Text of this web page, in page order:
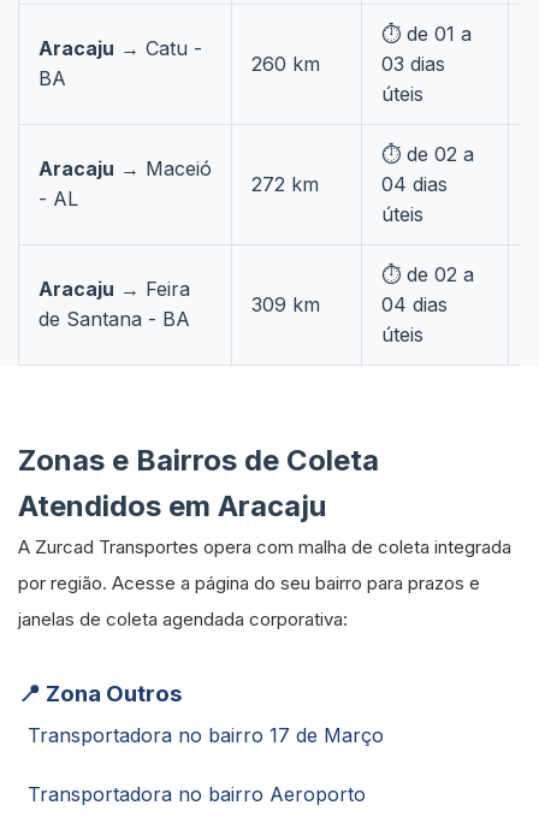
Aracaju → Catu -
BA
260 km
⏱️ de 01 a
03 dias
úteis
Aracaju → Maceió
- AL
272 km
⏱️ de 02 a
04 dias
úteis
Aracaju → Feira
de Santana - BA
309 km
⏱️ de 02 a
04 dias
úteis
Zonas e Bairros de Coleta
Atendidos em Aracaju
A Zurcad Transportes opera com malha de coleta integrada
por região. Acesse a página do seu bairro para prazos e
janelas de coleta agendada corporativa:
📍 Zona Outros
Transportadora no bairro 17 de Março
Transportadora no bairro Aeroporto